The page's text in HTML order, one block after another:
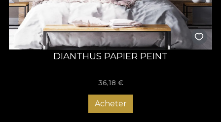
DIANTHUS PAPIER PEINT
36,18 €
Acheter